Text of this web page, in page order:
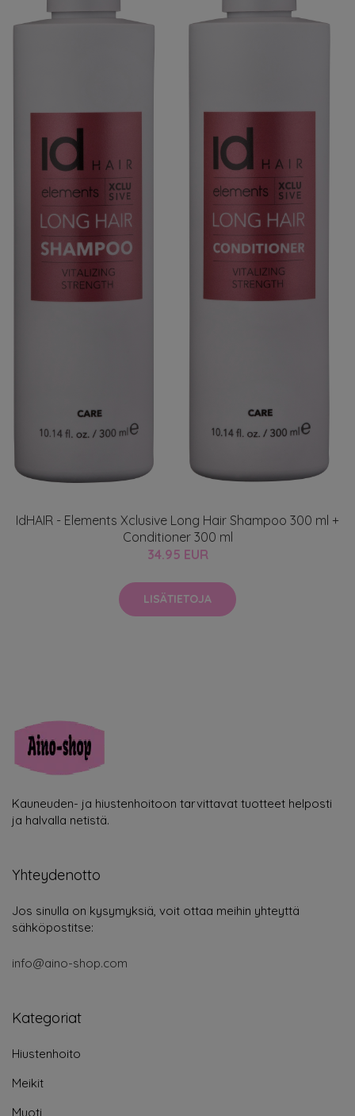
IdHAIR - Elements Xclusive Long Hair Shampoo 300 ml +
Conditioner 300 ml
34.95 EUR
LISÄTIETOJA
Kauneuden- ja hiustenhoitoon tarvittavat tuotteet helposti
ja halvalla netistä.
Yhteydenotto
Jos sinulla on kysymyksiä, voit ottaa meihin yhteyttä
sähköpostitse:
info@aino-shop.com
Kategoriat
Hiustenhoito
Meikit
Muoti